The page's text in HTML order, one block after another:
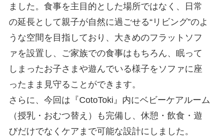
ました。食事を主目的とした場所ではなく、日常
の延長として親子が自然に過ごせる“リビング”のよ
うな空間を目指しており、大きめのフラットソフ
ァを設置し、ご家族での食事はもちろん、眠って
しまったお子さまや遊んでいる様子をソファに座
ったまま見守ることができます。
さらに、今回は『CotoToki』内にベビーケアルーム
（授乳・おむつ替え）も完備し、休憩・飲食・遊
びだけでなくケアまで可能な設計にしました。